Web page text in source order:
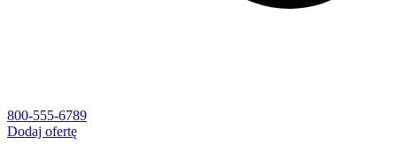
800-555-6789
Dodaj ofertę